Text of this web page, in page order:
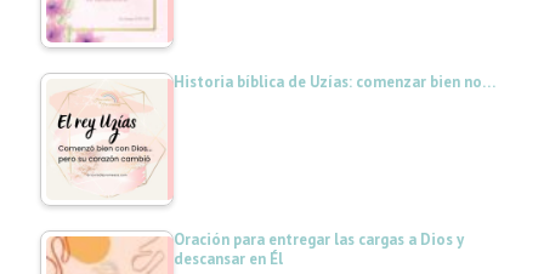
Historia bíblica de Uzías: comenzar bien no…
Oración para entregar las cargas a Dios y
descansar en Él